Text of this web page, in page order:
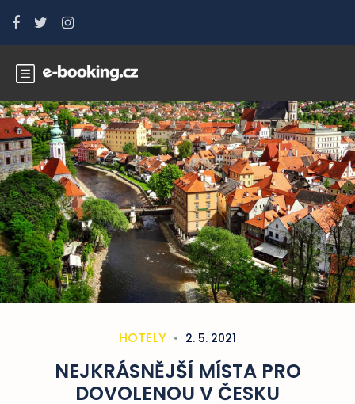
HOTELY 2. 5. 2021
NEJKRÁSNĚJŠÍ MÍSTA PRO
DOVOLENOU V ČESKU